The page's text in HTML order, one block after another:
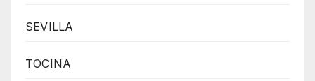
SEVILLA
TOCINA